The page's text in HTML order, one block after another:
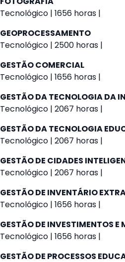
Tecnológico | 1656 horas |
GEOPROCESSAMENTO
Tecnológico | 2500 horas |
GESTÃO COMERCIAL
Tecnológico | 1656 horas |
GESTÃO DA TECNOLOGIA DA
Tecnológico | 2067 horas |
GESTÃO DA TECNOLOGIA
Tecnológico | 2067 horas |
GESTÃO DE CIDADES
Tecnológico | 2067 horas |
GESTÃO DE INVENTÁRIO
Tecnológico | 1656 horas |
GESTÃO DE INVESTIMENTOS
Tecnológico | 1656 horas |
GESTÃO DE PROCESSOS